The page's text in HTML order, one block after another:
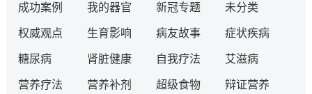
成功案例 我的器官 新冠专题 未分类
权威观点 生育影响 病友故事 症状疾病
糖尿病 肾脏健康 自我疗法 艾滋病
营养疗法 营养补剂 超级食物 辩证营养